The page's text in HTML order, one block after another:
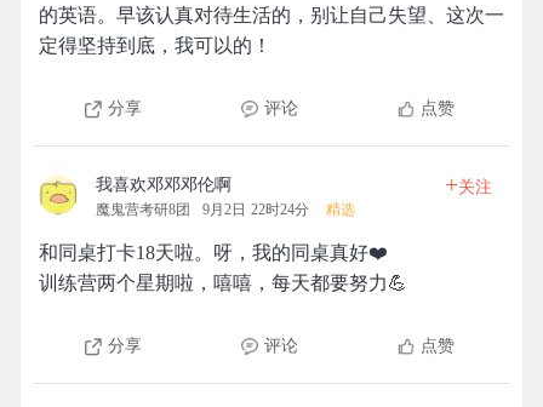
的英语。早该认真对待生活的，别让自己失望、这次一
定得坚持到底，我可以的！
分享 评论 点赞
我喜欢邓邓邓伦啊
魔鬼营考研8团 9月2日 22时24分 精选
+关注
和同桌打卡18天啦。呀，我的同桌真好❤️
训练营两个星期啦，嘻嘻，每天都要努力💪
分享 评论 点赞